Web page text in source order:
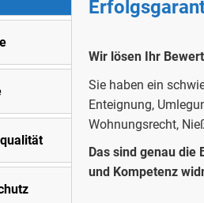
Wir lösen Ihr
Sie haben ein
Enteignung,
Wohnungsrecht,
Das sind genau
und Kompetenz